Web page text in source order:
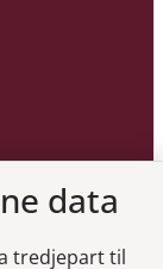
data
tredjepart til